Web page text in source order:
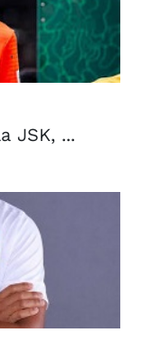
JSK, ...